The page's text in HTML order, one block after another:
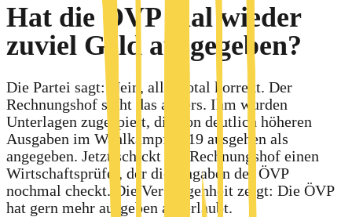
Hat die ÖVP mal wieder
zuviel Geld ausgegeben?
Die Partei sagt: Nein, alles total korrekt. Der
Rechnungshof sieht das anders. Ihm wurden
Unterlagen zugespielt, die von deutlich höheren
Ausgaben im Wahlkampf 2019 ausgehen als
angegeben. Jetzt schickt der Rechnungshof einen
Wirtschaftsprüfer, der die Angaben der ÖVP
nochmal checkt. Die Vergangenheit zeigt: Die ÖVP
hat gern mehr ausgeben als erlaubt.